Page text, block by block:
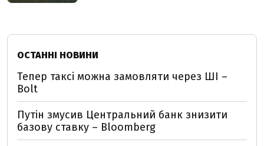
ОСТАННІ НОВИНИ
Тепер таксі можна замовляти через ШІ –
Bolt
Путін змусив Центральний банк знизити
базову ставку – Bloomberg